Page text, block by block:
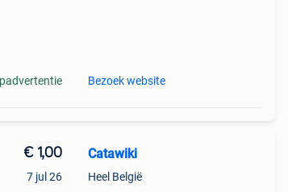
Bezoek website
€ 1,00
7 jul 26
Catawiki
Heel België